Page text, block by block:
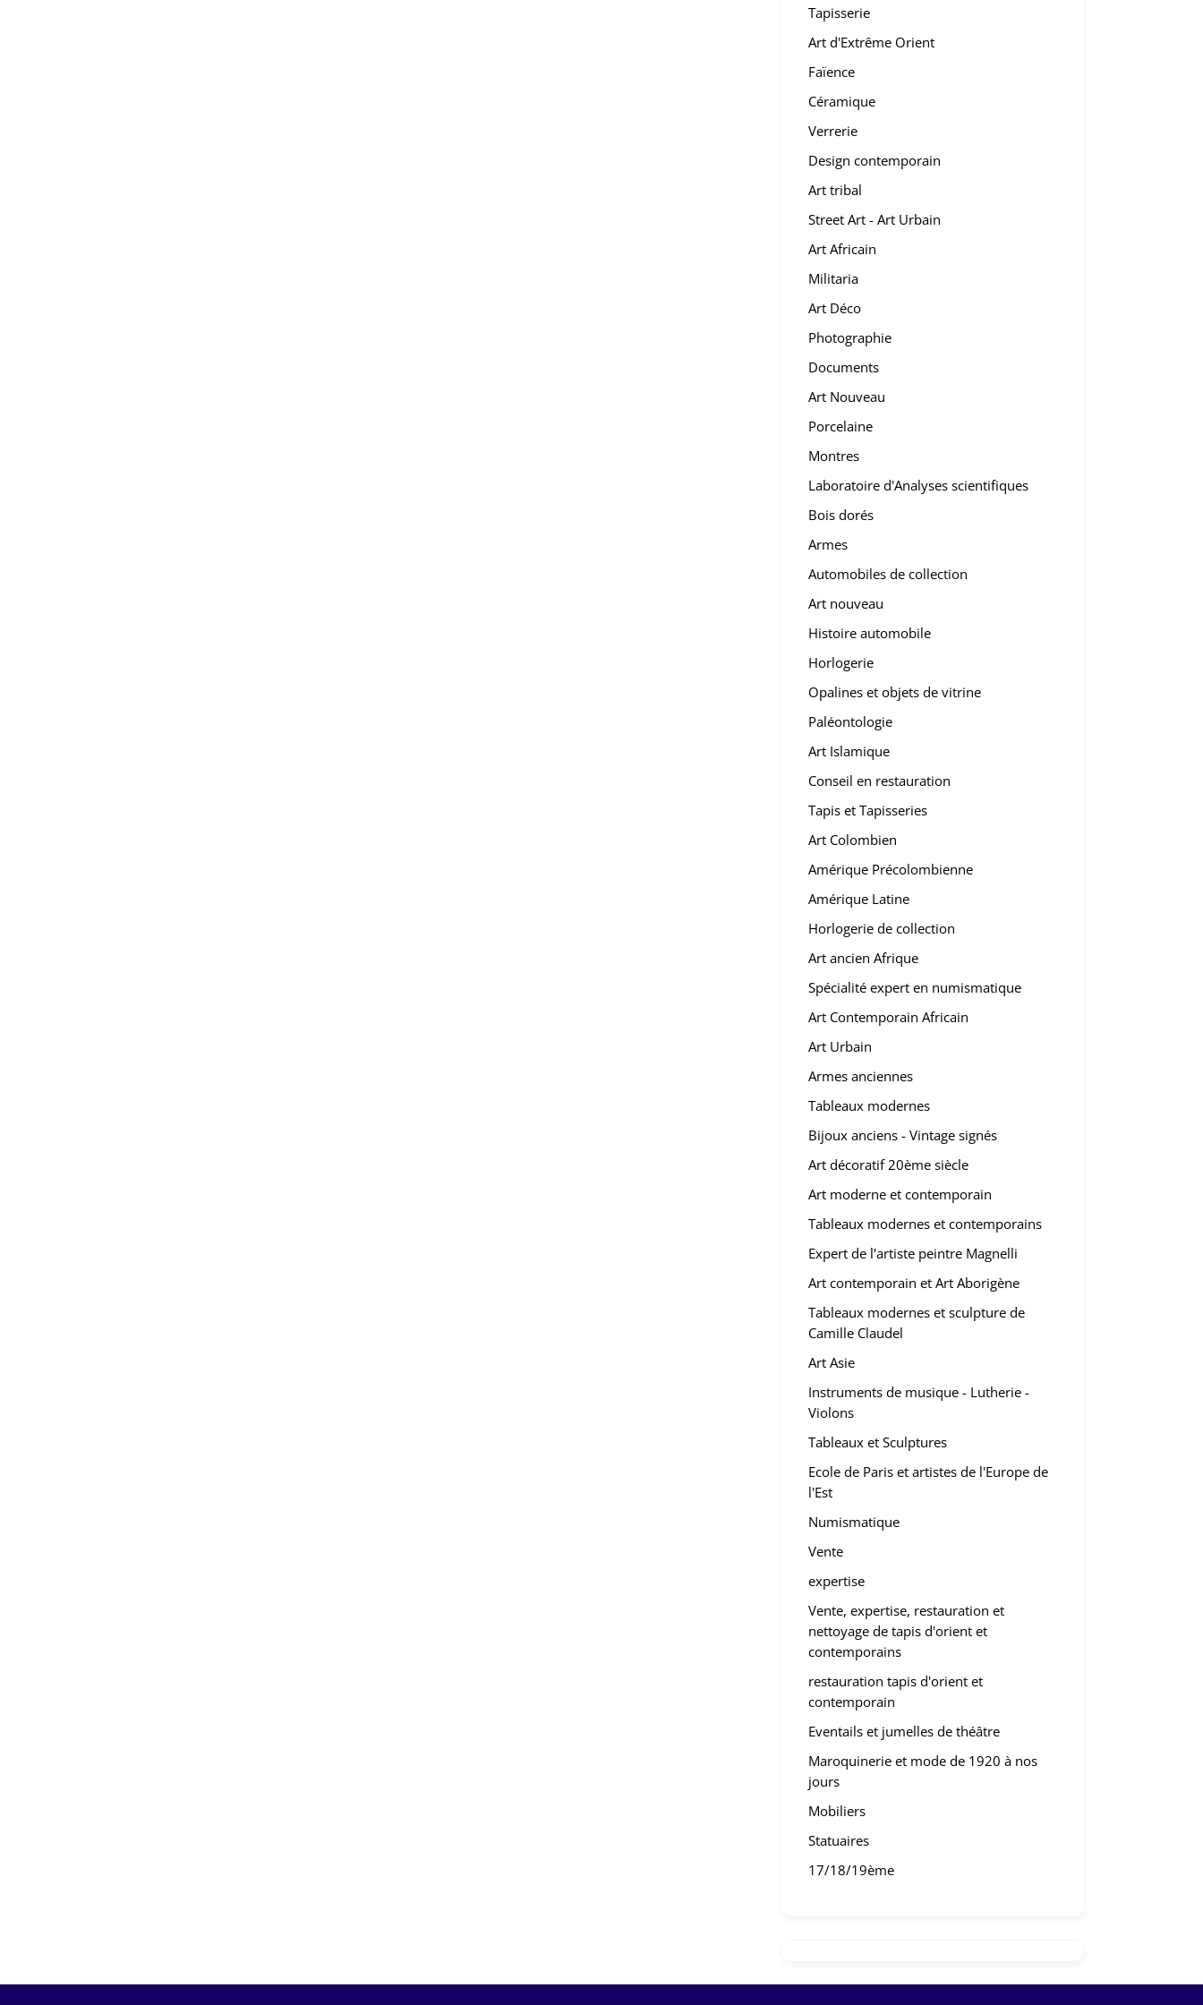
Tapisserie
Art d'Extrême Orient
Faïence
Céramique
Verrerie
Design contemporain
Art tribal
Street Art - Art Urbain
Art Africain
Militaria
Art Déco
Photographie
Documents
Art Nouveau
Porcelaine
Montres
Laboratoire d'Analyses scientifiques
Bois dorés
Armes
Automobiles de collection
Art nouveau
Histoire automobile
Horlogerie
Opalines et objets de vitrine
Paléontologie
Art Islamique
Conseil en restauration
Tapis et Tapisseries
Art Colombien
Amérique Précolombienne
Amérique Latine
Horlogerie de collection
Art ancien Afrique
Spécialité expert en numismatique
Art Contemporain Africain
Art Urbain
Armes anciennes
Tableaux modernes
Bijoux anciens - Vintage signés
Art décoratif 20ème siècle
Art moderne et contemporain
Tableaux modernes et contemporains
Expert de l'artiste peintre Magnelli
Art contemporain et Art Aborigène
Tableaux modernes et sculpture de
Camille Claudel
Art Asie
Instruments de musique - Lutherie -
Violons
Tableaux et Sculptures
Ecole de Paris et artistes de l'Europe de
l'Est
Numismatique
Vente
expertise
Vente, expertise, restauration et
nettoyage de tapis d'orient et
contemporains
restauration tapis d'orient et
contemporain
Eventails et jumelles de théâtre
Maroquinerie et mode de 1920 à nos
jours
Mobiliers
Statuaires
17/18/19ème